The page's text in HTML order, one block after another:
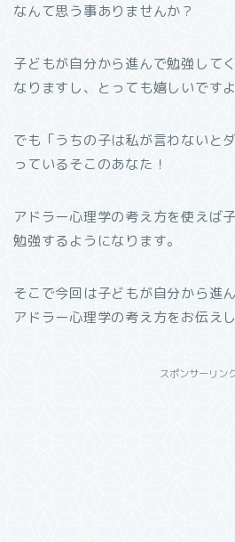
なんて思う事ありませんか？
子どもが自分から進んで勉強して
なりますし、とっても嬉しいですよ
でも「うちの子は私が言わないと
っているそこのあなた！
アドラー心理学の考え方を使えば
勉強するようになります。
そこで今回は子どもが自分から進
アドラー心理学の考え方をお伝え
スポンサーリン